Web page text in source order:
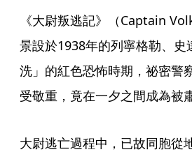
《大尉叛逃記》（Captain
景設於1938年的列寧格勒、史
洗」的紅色恐怖時期，祕密警
受敬重，竟在一夕之間成為被
大尉逃亡過程中，已故同胞從